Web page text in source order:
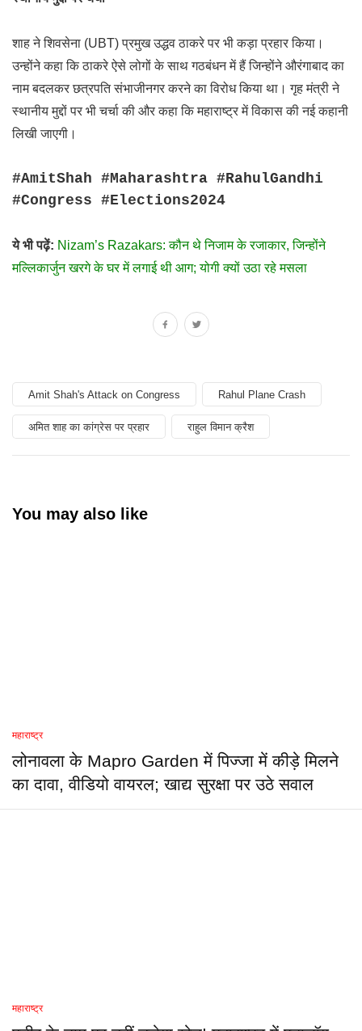
शाह ने शिवसेना (UBT) प्रमुख उद्धव ठाकरे पर भी कड़ा प्रहार किया।
उन्होंने कहा कि ठाकरे ऐसे लोगों के साथ गठबंधन में हैं जिन्होंने औरंगाबाद का
नाम बदलकर छत्रपति संभाजीनगर करने का विरोध किया था। गृह मंत्री ने
स्थानीय मुद्दों पर भी चर्चा की और कहा कि महाराष्ट्र में विकास की नई कहानी
लिखी जाएगी।
#AmitShah #Maharashtra #RahulGandhi
#Congress #Elections2024
ये भी पढ़ें: Nizam’s Razakars: कौन थे निजाम के रजाकार, जिन्होंने
मल्लिकार्जुन खरगे के घर में लगाई थी आग; योगी क्यों उठा रहे मसला
Amit Shah's Attack on Congress Rahul Plane Crash
अमित शाह का कांग्रेस पर प्रहार राहुल विमान क्रैश
You may also like
महाराष्ट्र
लोनावला के Mapro Garden में पिज्जा में कीड़े मिलने
का दावा, वीडियो वायरल; खाद्य सुरक्षा पर उठे सवाल
महाराष्ट्र